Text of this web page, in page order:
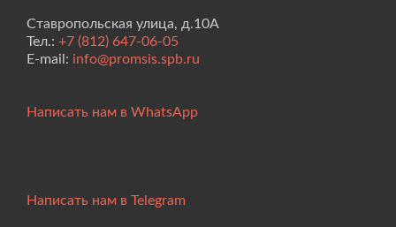
Ставропольская улица, д.10А
Тел.: +7 (812) 647-06-05
E-mail: info@promsis.spb.ru
Написать нам в WhatsApp
Написать нам в Telegram